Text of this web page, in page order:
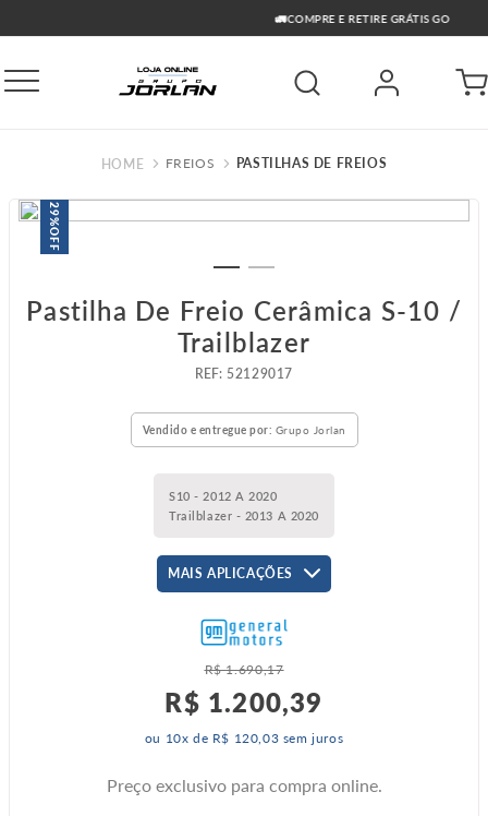
🚛COMPRE E RETIRE GRÁTIS GO
FREIOS PASTILHAS DE FREIOS
29%
OFF
Pastilha De Freio Cerâmica S-10 /
Trailblazer
: 52129017
Vendido e entregue por: Grupo Jorlan
S10 - 2012 A 2020
Trailblazer - 2013 A 2020
MAIS APLICAÇÕES
R$ 1.690,17
R$ 1.200,39
ou 10x de R$ 120 ,03 sem juros
Preço exclusivo para compra online.